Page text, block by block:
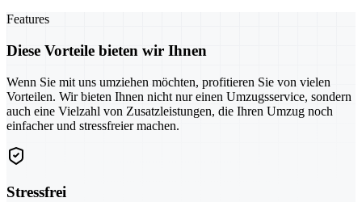
Features
Diese Vorteile bieten wir Ihnen
Wenn Sie mit uns umziehen möchten, profitieren Sie von vielen
Vorteilen. Wir bieten Ihnen nicht nur einen Umzugsservice, sondern
auch eine Vielzahl von Zusatzleistungen, die Ihren Umzug noch
einfacher und stressfreier machen.
Stressfrei